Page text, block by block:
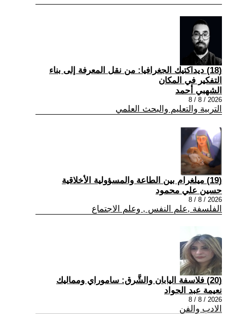
(18) ديداكتيك الجغرافيا: من نقل المعرفة إلى بناء
التفكير في المكان
الشهبي أحمد
2026 / 8 / 8
التربية والتعليم والبحث العلمي
(19) ميلغرام بين الطاعة والمسؤولية الأخلاقية
حسين علي محمود
2026 / 8 / 8
الفلسفة ,علم النفس , وعلم الاجتماع
(20) فلاسفة اليابان والشَّرق: ساموراي ومماليك
نعيمة عبد الجواد
2026 / 8 / 8
الادب والفن